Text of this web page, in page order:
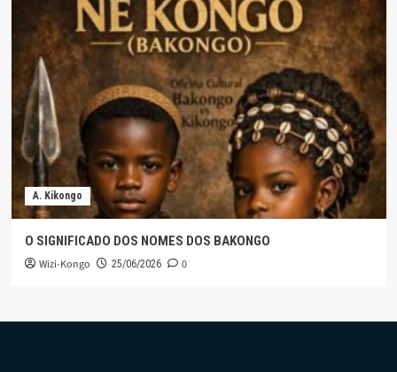
A. Kikongo
O SIGNIFICADO DOS NOMES DOS BAKONGO
Wizi-Kongo 25/06/2026 0